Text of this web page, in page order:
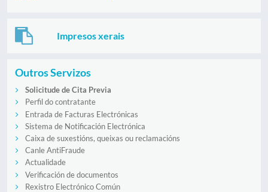
Impresos xerais
Outros Servizos
Solicitude de Cita Previa
Perfil do contratante
Entrada de Facturas Electrónicas
Sistema de Notificación Electrónica
Caixa de suxestións, queixas ou reclamacións
Canle AntiFraude
Actualidade
Verificación de documentos
Rexistro Electrónico Común